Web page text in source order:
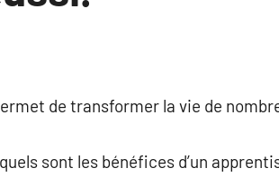
de transformer la vie de
sont les bénéfices d’un